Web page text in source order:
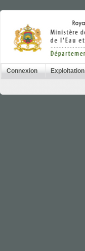
Connexion Exploitation